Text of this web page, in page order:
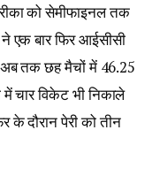
को सेमीफाइनल तक
एक बार फिर आईसीसी
अब तक छह मैचों में 46.25
चार विकेट भी निकाले
दौरान पेरी को तीन